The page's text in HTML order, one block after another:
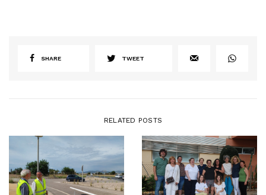
SHARE TWEET
RELATED POSTS